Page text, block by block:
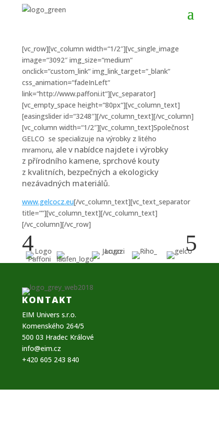
[vc_row][vc_column width=“1/2″][vc_single_image
image=“3092″ img_size=“medium“
onclick=“custom_link“ img_link_target=“_blank“
css_animation=“fadeInLeft“
link=“http://www.paffoni.it“][vc_separator]
[vc_empty_space height=“80px“][vc_column_text]
[easingslider id=“3248″][/vc_column_text][/vc_column]
[vc_column width=“1/2″][vc_column_text]Společnost
GELCO se specializuje na výrobky z litého
mramoru, ale v nabídce najdete i výrobky
z přírodního kamene, sprchové kouty
z kvalitních, bezpečných a ekologicky
nezávadných materiálů.
www.gelcocz.eu[/vc_column_text][vc_text_separator
title=““][vc_column_text][/vc_column_text]
[/vc_column][/vc_row]
4 5
KONTAKT
EIM Univers s.r.o.
Komenského 264/5
500 03 Hradec Králové
info@eim.cz
+420 605 243 840